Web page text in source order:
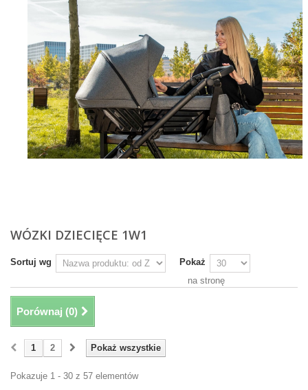
WÓZKI DZIECIĘCE 1W1
Sortuj wg
Pokaż
na stronę
Porównaj (0)
Pokaż wszystkie
1 2
Pokazuje 1 - 30 z 57 elementów